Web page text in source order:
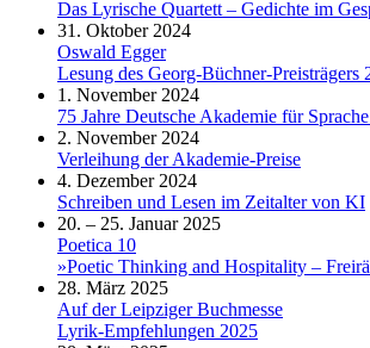
Das Lyrische Quartett – Gedichte im
31. Oktober 2024
Oswald Egger
Lesung des Georg-Büchner-Preisträgers
1. November 2024
75 Jahre Deutsche Akademie für
2. November 2024
Verleihung der Akademie-Preise
4. Dezember 2024
Schreiben und Lesen im Zeitalter von KI
20. – 25. Januar 2025
Poetica 10
»Poetic Thinking and Hospitality –
28. März 2025
Auf der Leipziger Buchmesse
Lyrik-Empfehlungen 2025